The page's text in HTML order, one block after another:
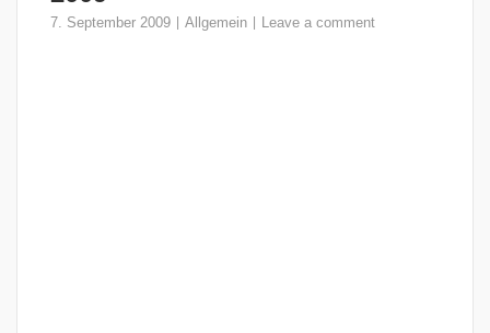
7. September 2009 Allgemein Leave a comment